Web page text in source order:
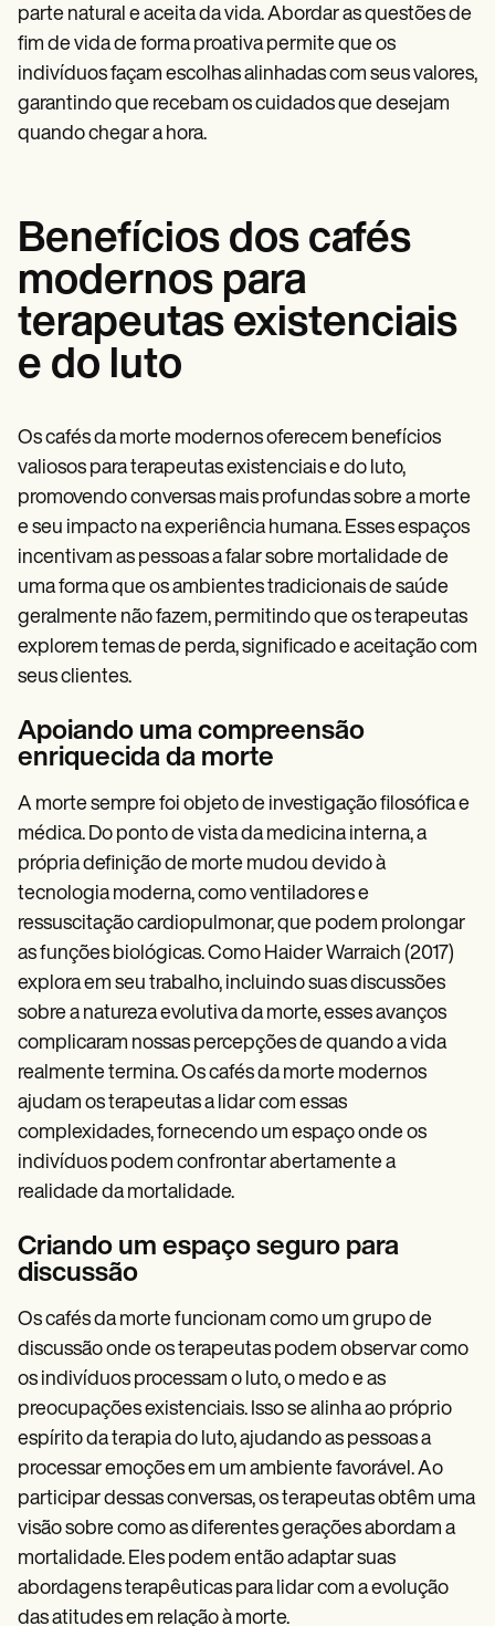
parte natural e aceita da vida. Abordar as questões de
fim de vida de forma proativa permite que os
indivíduos façam escolhas alinhadas com seus valores,
garantindo que recebam os cuidados que desejam
quando chegar a hora.
Benefícios dos cafés
modernos para
terapeutas existenciais
e do luto
Os cafés da morte modernos oferecem benefícios
valiosos para terapeutas existenciais e do luto,
promovendo conversas mais profundas sobre a morte
e seu impacto na experiência humana. Esses espaços
incentivam as pessoas a falar sobre mortalidade de
uma forma que os ambientes tradicionais de saúde
geralmente não fazem, permitindo que os terapeutas
explorem temas de perda, significado e aceitação com
seus clientes.
Apoiando uma compreensão
enriquecida da morte
A morte sempre foi objeto de investigação filosófica e
médica. Do ponto de vista da medicina interna, a
própria definição de morte mudou devido à
tecnologia moderna, como ventiladores e
ressuscitação cardiopulmonar, que podem prolongar
as funções biológicas. Como Haider Warraich (2017)
explora em seu trabalho, incluindo suas discussões
sobre a natureza evolutiva da morte, esses avanços
complicaram nossas percepções de quando a vida
realmente termina. Os cafés da morte modernos
ajudam os terapeutas a lidar com essas
complexidades, fornecendo um espaço onde os
indivíduos podem confrontar abertamente a
realidade da mortalidade.
Criando um espaço seguro para
discussão
Os cafés da morte funcionam como um grupo de
discussão onde os terapeutas podem observar como
os indivíduos processam o luto, o medo e as
preocupações existenciais. Isso se alinha ao próprio
espírito da terapia do luto, ajudando as pessoas a
processar emoções em um ambiente favorável. Ao
participar dessas conversas, os terapeutas obtêm uma
visão sobre como as diferentes gerações abordam a
mortalidade. Eles podem então adaptar suas
abordagens terapêuticas para lidar com a evolução
das atitudes em relação à morte.